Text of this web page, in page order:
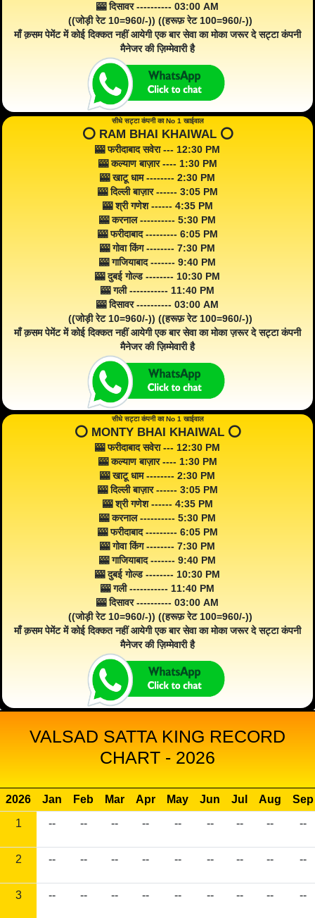
🎰 दिसावर ---------- 03:00 AM
((जोड़ी रेट 10=960/-)) ((हरूफ़ रेट 100=960/-))
माँ क़सम पेमेंट में कोई दिक्कत नहीं आयेगी एक बार सेवा का मोका जरूर दे सट्टा कंपनी
मैनेजर की ज़िम्मेवारी है
सीधे सट्टा कंपनी का No 1 खाईवाल
⭕️ RAM BHAI KHAIWAL ⭕️
🎰 फरीदाबाद सवेरा --- 12:30 PM
🎰 कल्याण बाज़ार ---- 1:30 PM
🎰 खाटू धाम -------- 2:30 PM
🎰 दिल्ली बाज़ार ------ 3:05 PM
🎰 श्री गणेश ------ 4:35 PM
🎰 करनाल ---------- 5:30 PM
🎰 फरीदाबाद --------- 6:05 PM
🎰 गोवा किंग -------- 7:30 PM
🎰 गाजियाबाद ------- 9:40 PM
🎰 दुबई गोल्ड -------- 10:30 PM
🎰 गली ----------- 11:40 PM
🎰 दिसावर ---------- 03:00 AM
((जोड़ी रेट 10=960/-)) ((हरूफ़ रेट 100=960/-))
माँ क़सम पेमेंट में कोई दिक्कत नहीं आयेगी एक बार सेवा का मोका ज़रूर दे सट्टा कंपनी
मैनेजर की ज़िम्मेवारी है
सीधे सट्टा कंपनी का No 1 खाईवाल
⭕️ MONTY BHAI KHAIWAL ⭕️
🎰 फरीदाबाद सवेरा --- 12:30 PM
🎰 कल्याण बाज़ार ---- 1:30 PM
🎰 खाटू धाम -------- 2:30 PM
🎰 दिल्ली बाज़ार ------ 3:05 PM
🎰 श्री गणेश ------ 4:35 PM
🎰 करनाल ---------- 5:30 PM
🎰 फरीदाबाद --------- 6:05 PM
🎰 गोवा किंग -------- 7:30 PM
🎰 गाजियाबाद ------- 9:40 PM
🎰 दुबई गोल्ड -------- 10:30 PM
🎰 गली ----------- 11:40 PM
🎰 दिसावर ---------- 03:00 AM
((जोड़ी रेट 10=960/-)) ((हरूफ़ रेट 100=960/-))
माँ क़सम पेमेंट में कोई दिक्कत नहीं आयेगी एक बार सेवा का मोका जरूर दे सट्टा कंपनी
मैनेजर की ज़िम्मेवारी है
VALSAD SATTA KING RECORD
CHART - 2026
2026 Jan Feb Mar Apr May Jun Jul Aug
Sep
1
-- -- -- -- -- -- -- -- --
2 -- -- -- -- -- -- -- -- --
3 -- -- -- -- -- -- -- -- --